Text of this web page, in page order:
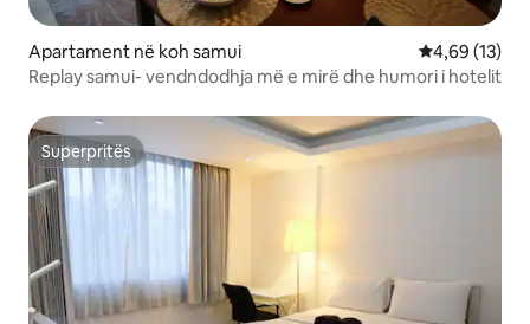
Apartament në koh samui Vlerësimi
4,69 (13)
Replay samui- vendndodhja më e mirë dhe humori i hotelit
Superpritës
Superpritës